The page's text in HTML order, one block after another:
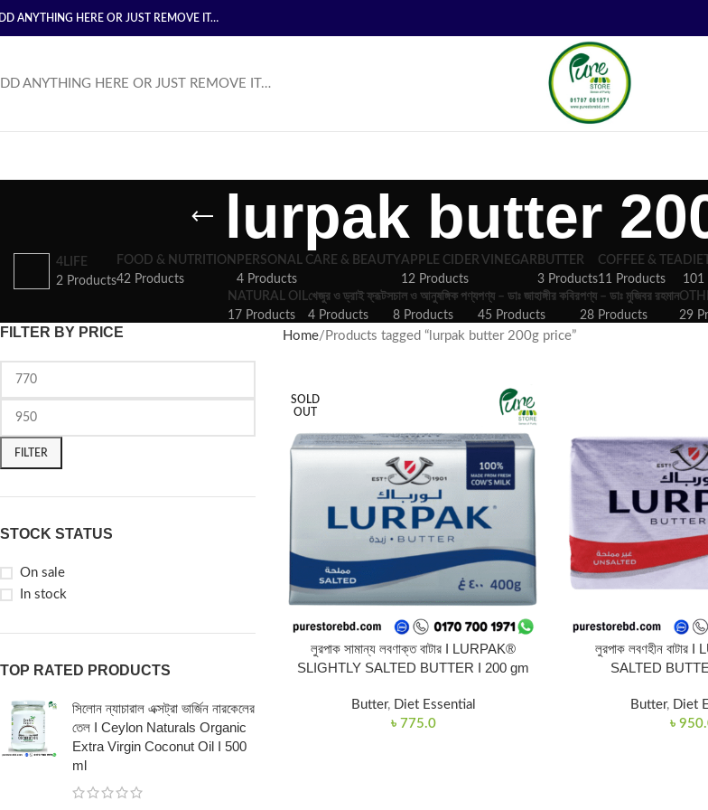
ANYTHING HERE OR JUST REMOVE IT…
ANYTHING HERE OR JUST REMOVE IT…
lurpak butter
4LIFE
2 Products
FOOD & NUTRITION
42 Products
PERSONAL CARE & BEAUTY
4 Products
APPLE CIDER VINEGAR
12 Products
BUTTER
3 Products
COFFEE & TEA
11 Products
101
NATURAL OIL
17 Products
খেজুর ও ড্রাই ফ্রূটস
4 Products
চাল ও আনুষঙ্গিক পণ্য
8 Products
পণ্য – ডাঃ জাহাঙ্গীর কবির
45 Products
পণ্য – ডাঃ মুজিবর রহমান
28 Products
29
FILTER BY PRICE
FILTER
STOCK STATUS
On sale
In stock
TOP RATED PRODUCTS
সিলোন ন্যাচারাল এক্সট্রা ভার্জিন নারকেলের
তেল I Ceylon Naturals Organic
Extra Virgin Coconut Oil I 500
ml
Home Products tagged “lurpak butter 200g price”
SOLD
OUT
লুরপাক সামান্য লবণাক্ত বাটার I LURPAK®
SLIGHTLY SALTED BUTTER I 200 gm
Butter, Diet Essential
৳ 775.0
লুরপাক লবণহীন
SALTED
Butter, Diet
৳